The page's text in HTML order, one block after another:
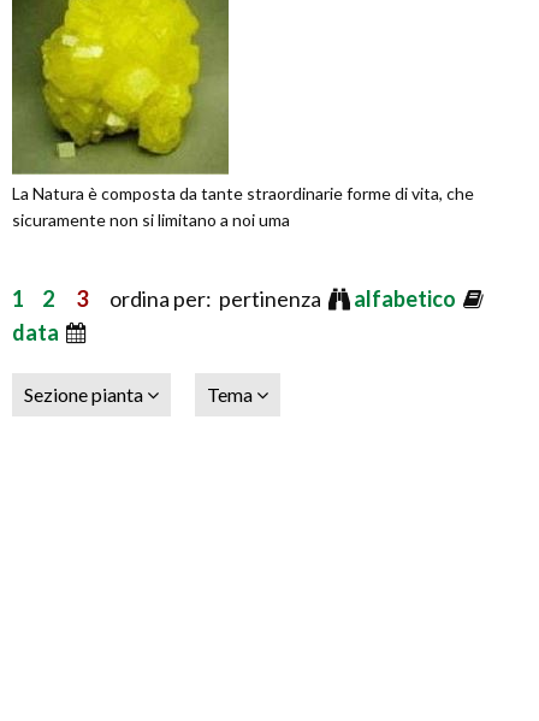
La Natura è composta da tante straordinarie forme di vita, che
sicuramente non si limitano a noi uma
1 2 3ordina per: pertinenza
alfabetico
data
Sezione pianta Tema